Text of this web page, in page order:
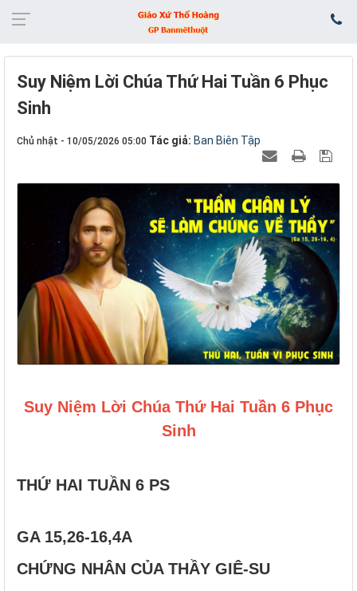
​​​​​​​Suy Niệm Lời Chúa Thứ Hai Tuần 6 Phục
Sinh
Chủ nhật - 10/05/2026 05:00 Tác giả: Ban Biên Tập
Suy Niệm Lời Chúa Thứ Hai Tuần 6 Phục
Sinh
THỨ HAI TUẦN 6 PS
GA 15,26-16,4A
CHỨNG NHÂN CỦA THẦY GIÊ-SU